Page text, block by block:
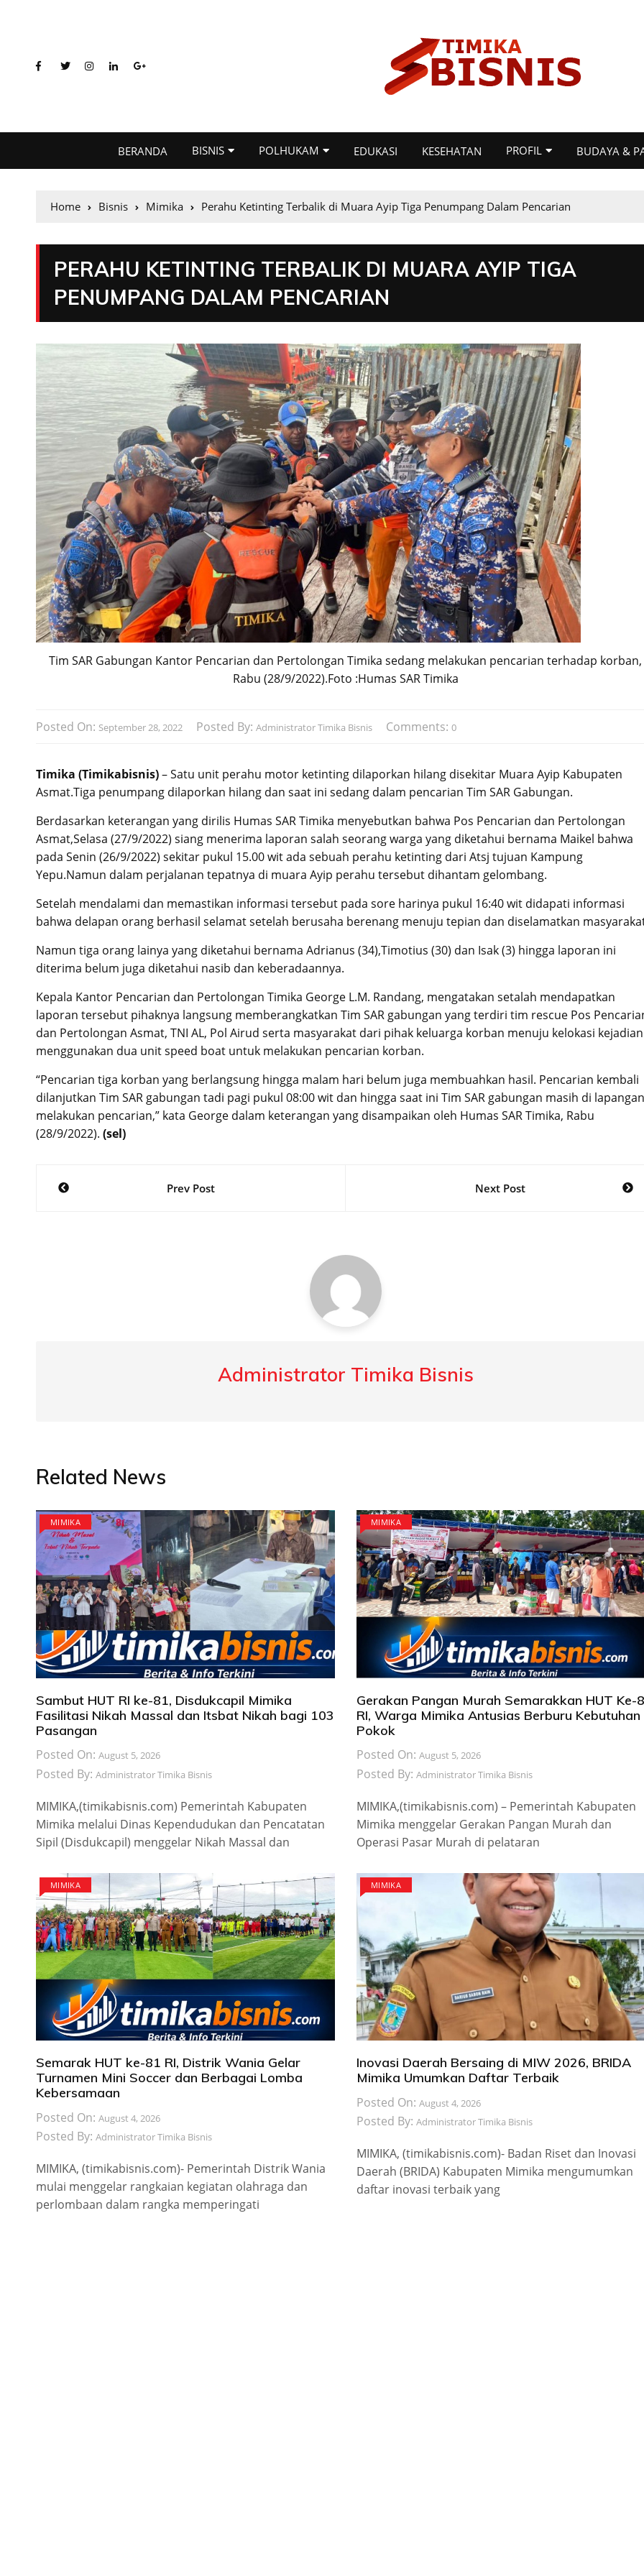
BERANDA BISNIS POLHUKAM EDUKASI KESEHATAN PROFIL BUDAYA &
Home Bisnis Mimika Perahu Ketinting Terbalik di Muara Ayip Tiga Penumpang Dalam Pencarian
PERAHU KETINTING TERBALIK DI MUARA AYIP TIGA
PENUMPANG DALAM PENCARIAN
Tim SAR Gabungan Kantor Pencarian dan Pertolongan Timika sedang melakukan pencarian terhadap korban,
Rabu (28/9/2022).Foto :Humas SAR Timika
Posted On: September 28, 2022 Posted By: Administrator Timika Bisnis Comments: 0
Timika (Timikabisnis)– Satu unit perahu motor ketinting dilaporkan hilang disekitar Muara Ayip Kabupaten
Asmat.Tiga penumpang dilaporkan hilang dan saat ini sedang dalam pencarian Tim SAR Gabungan.
Berdasarkan keterangan yang dirilis Humas SAR Timika menyebutkan bahwa Pos Pencarian dan Pertolongan
Asmat,Selasa (27/9/2022) siang menerima laporan salah seorang warga yang diketahui bernama Maikel bahwa
pada Senin (26/9/2022) sekitar pukul 15.00 wit ada sebuah perahu ketinting dari Atsj tujuan Kampung
Yepu.Namun dalam perjalanan tepatnya di muara Ayip perahu tersebut dihantam gelombang.
Setelah mendalami dan memastikan informasi tersebut pada sore harinya pukul 16:40 wit didapati informasi
bahwa delapan orang berhasil selamat setelah berusaha berenang menuju tepian dan diselamatkan
Namun tiga orang lainya yang diketahui bernama Adrianus (34),Timotius (30) dan Isak (3) hingga laporan ini
diterima belum juga diketahui nasib dan keberadaannya.
Kepala Kantor Pencarian dan Pertolongan Timika George L.M. Randang, mengatakan setalah mendapatkan
laporan tersebut pihaknya langsung memberangkatkan Tim SAR gabungan yang terdiri tim rescue Pos
dan Pertolongan Asmat, TNI AL, Pol Airud serta masyarakat dari pihak keluarga korban menuju kelokasi kejadian
menggunakan dua unit speed boat untuk melakukan pencarian korban.
“Pencarian tiga korban yang berlangsung hingga malam hari belum juga membuahkan hasil. Pencarian kembali
dilanjutkan Tim SAR gabungan tadi pagi pukul 08:00 wit dan hingga saat ini Tim SAR gabungan masih di lapangan
melakukan pencarian,” kata George dalam keterangan yang disampaikan oleh Humas SAR Timika, Rabu
(28/9/2022). (sel)
Post
Prev Post Next Post
Administrator Timika Bisnis
Related News
MIMIKA
Sambut HUT RI ke-81, Disdukcapil Mimika
Fasilitasi Nikah Massal dan Itsbat Nikah bagi 103
Pasangan
Posted On: August 5, 2026
Posted By: Administrator Timika Bisnis
MIMIKA,(timikabisnis.com) Pemerintah Kabupaten
Mimika melalui Dinas Kependudukan dan Pencatatan
Sipil (Disdukcapil) menggelar Nikah Massal dan
MIMIKA
Gerakan Pangan Murah Semarakkan HUT Ke-
RI, Warga Mimika Antusias Berburu Kebutuhan
Pokok
Posted On: August 5, 2026
Posted By: Administrator Timika Bisnis
MIMIKA,(timikabisnis.com) – Pemerintah Kabupaten
Mimika menggelar Gerakan Pangan Murah dan
Operasi Pasar Murah di pelataran
MIMIKA
Semarak HUT ke-81 RI, Distrik Wania Gelar
Turnamen Mini Soccer dan Berbagai Lomba
Kebersamaan
Posted On: August 4, 2026
Posted By: Administrator Timika Bisnis
MIMIKA, (timikabisnis.com)- Pemerintah Distrik Wania
mulai menggelar rangkaian kegiatan olahraga dan
perlombaan dalam rangka memperingati
MIMIKA
Inovasi Daerah Bersaing di MIW 2026, BRIDA
Mimika Umumkan Daftar Terbaik
Posted On: August 4, 2026
Posted By: Administrator Timika Bisnis
MIMIKA, (timikabisnis.com)- Badan Riset dan Inovasi
Daerah (BRIDA) Kabupaten Mimika mengumumkan
daftar inovasi terbaik yang